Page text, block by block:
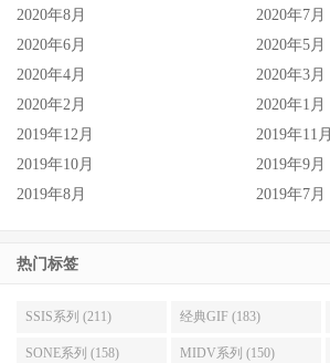
2020年8月
2020年7月
2020年6月
2020年5月
2020年4月
2020年3月
2020年2月
2020年1月
2019年12月
2019年11月
2019年10月
2019年9月
2019年8月
2019年7月
热门标签
SSIS系列 (211) 经典GIF (183)
SONE系列 (158) MIDV系列 (150)